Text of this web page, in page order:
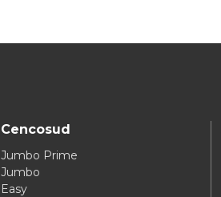
Cencosud
Jumbo Prime
Jumbo
Easy